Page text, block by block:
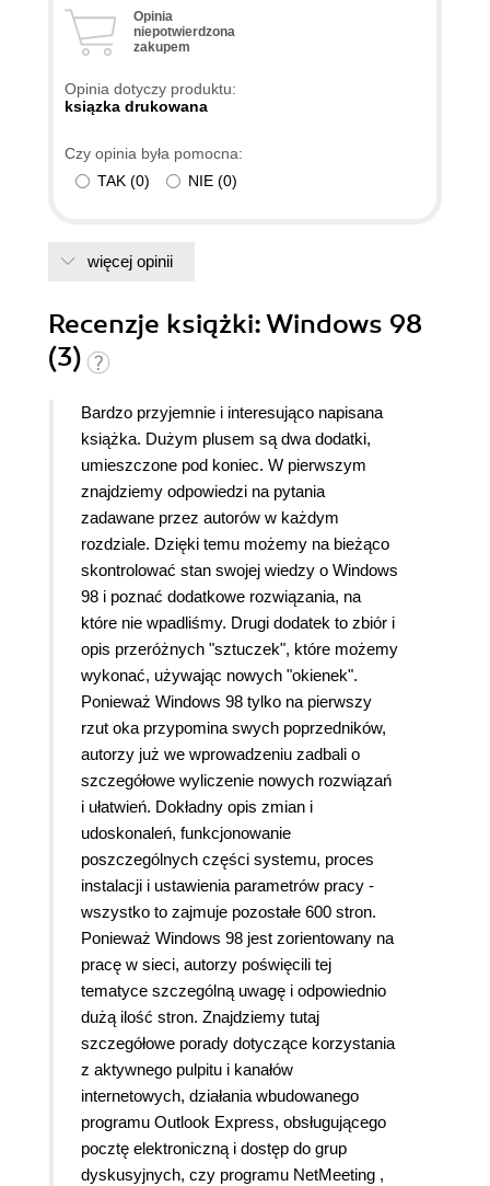
Opinia
niepotwierdzona
zakupem
Opinia dotyczy produktu:
ksiązka drukowana
Czy opinia była pomocna:
TAK (0) NIE (0)
więcej opinii
Recenzje książki: Windows 98
(3)
Bardzo przyjemnie i interesująco napisana
książka. Dużym plusem są dwa dodatki,
umieszczone pod koniec. W pierwszym
znajdziemy odpowiedzi na pytania
zadawane przez autorów w każdym
rozdziale. Dzięki temu możemy na bieżąco
skontrolować stan swojej wiedzy o Windows
98 i poznać dodatkowe rozwiązania, na
które nie wpadliśmy. Drugi dodatek to zbiór i
opis przeróżnych "sztuczek", które możemy
wykonać, używając nowych "okienek".
Ponieważ Windows 98 tylko na pierwszy
rzut oka przypomina swych poprzedników,
autorzy już we wprowadzeniu zadbali o
szczegółowe wyliczenie nowych rozwiązań
i ułatwień. Dokładny opis zmian i
udoskonaleń, funkcjonowanie
poszczególnych części systemu, proces
instalacji i ustawienia parametrów pracy -
wszystko to zajmuje pozostałe 600 stron.
Ponieważ Windows 98 jest zorientowany na
pracę w sieci, autorzy poświęcili tej
tematyce szczególną uwagę i odpowiednio
dużą ilość stron. Znajdziemy tutaj
szczegółowe porady dotyczące korzystania
z aktywnego pulpitu i kanałów
internetowych, działania wbudowanego
programu Outlook Express, obsługującego
pocztę elektroniczną i dostęp do grup
dyskusyjnych, czy programu NetMeeting ,